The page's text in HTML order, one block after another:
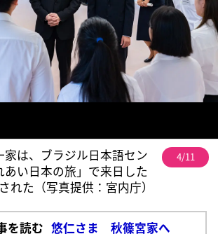
は、ブラジル日本語セン
あい日本の旅」で来日した
れた（写真提供：宮内庁）
4/11
を読む 悠仁さま 秋篠宮家へ